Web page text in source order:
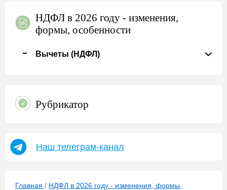
НДФЛ в 2026 году - изменения,
формы, особенности
Вычеты (НДФЛ)
Рубрикатор
Наш телеграм-канал
Главная / НДФЛ в 2026 году - изменения, формы,